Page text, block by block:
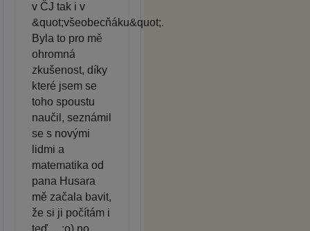
v ČJ tak i v
&quot;všeobecňáku&quot;.
Byla to pro mě
ohromná
zkušenost, díky
které jsem se
toho spoustu
naučil, seznámil
se s novými
lidmi a
matematika od
pana Husara
mě začala bavit,
že si ji počítám i